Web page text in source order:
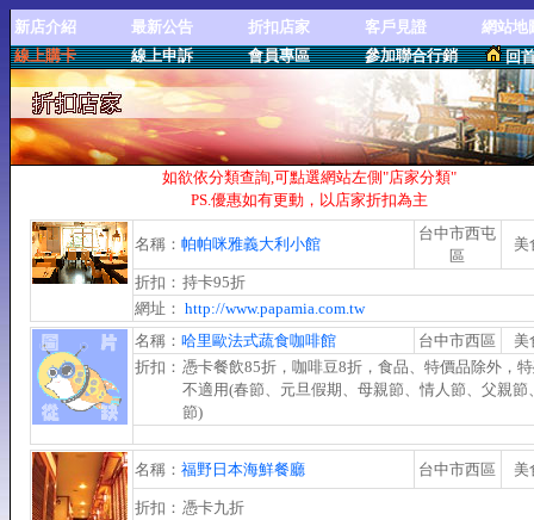
新店介紹 最新公告 折扣店家 客戶見證
網站地
線上購卡
線上申訴 會員專區 參加聯合行銷 回
如欲依分類查詢,可點選網站左側"店家分類"
PS.優惠如有更動，以店家折扣為主
名稱： 帕帕咪雅義大利小館
台中市西屯
區
美
折扣： 持卡95折
網址： http://www.papamia.com.tw
名稱： 哈里歐法式蔬食咖啡館 台中市西區
美
折扣： 憑卡餐飲85折，咖啡豆8折，食品、特價品除外，
不適用(春節、元旦假期、母親節、情人節、父親節
節)
名稱： 福野日本海鮮餐廳 台中市西區 美
折扣： 憑卡九折